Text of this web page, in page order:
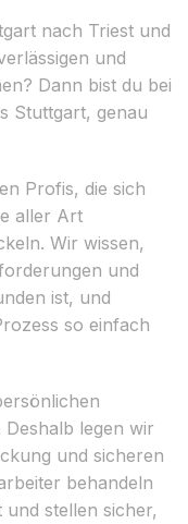
nach Triest und
und
Dann bist du bei
Stuttgart, genau
Profis, die sich
aller Art
Wir wissen,
und
ist, und
so einfach
Deshalb legen wir
und sicheren
behandeln
stellen sicher,